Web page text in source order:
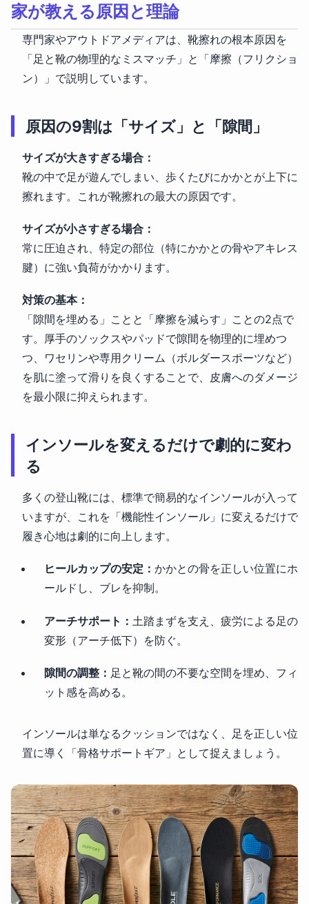
家が教える原因と理論
専門家やアウトドアメディアは、靴擦れの根本原因を
「足と靴の物理的なミスマッチ」と「摩擦（フリクショ
ン）」で説明しています。
原因の9割は「サイズ」と「隙間」
サイズが大きすぎる場合：
靴の中で足が遊んでしまい、歩くたびにかかとが上下に
擦れます。これが靴擦れの最大の原因です。
サイズが小さすぎる場合：
常に圧迫され、特定の部位（特にかかとの骨やアキレス
腱）に強い負荷がかかります。
対策の基本：
「隙間を埋める」ことと「摩擦を減らす」ことの2点で
す。厚手のソックスやパッドで隙間を物理的に埋めつ
つ、ワセリンや専用クリーム（ボルダースポーツなど）
を肌に塗って滑りを良くすることで、皮膚へのダメージ
を最小限に抑えられます。
インソールを変えるだけで劇的に変わ
る
多くの登山靴には、標準で簡易的なインソールが入って
いますが、これを「機能性インソール」に変えるだけで
履き心地は劇的に向上します。
ヒールカップの安定： かかとの骨を正しい位置にホ
ールドし、ブレを抑制。
アーチサポート： 土踏まずを支え、疲労による足の
変形（アーチ低下）を防ぐ。
隙間の調整： 足と靴の間の不要な空間を埋め、フィ
ット感を高める。
インソールは単なるクッションではなく、足を正しい位
置に導く「骨格サポートギア」として捉えましょう。